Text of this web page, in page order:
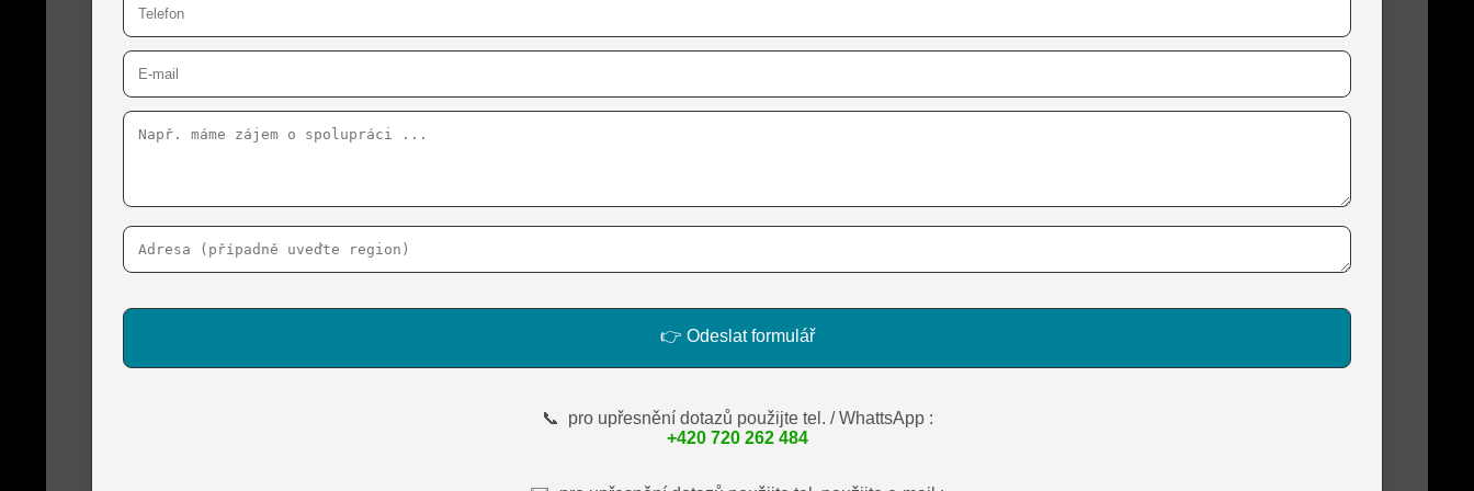
👉 Odeslat formulář
📞 pro upřesnění dotazů použijte tel. / WhattsApp :
+420 720 262 484